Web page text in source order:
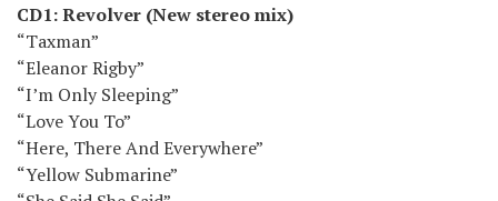
CD1: Revolver (New stereo mix)
“Taxman”
“Eleanor Rigby”
“I’m Only Sleeping”
“Love You To”
“Here, There And Everywhere”
“Yellow Submarine”